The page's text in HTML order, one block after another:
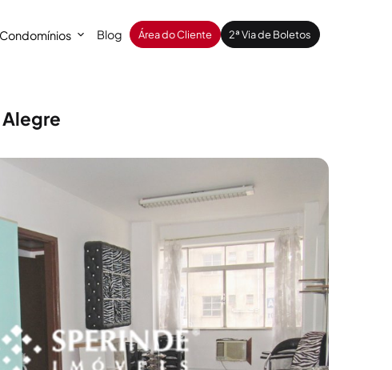
Condomínios Blog Área do Cliente 2ª Via de Boletos